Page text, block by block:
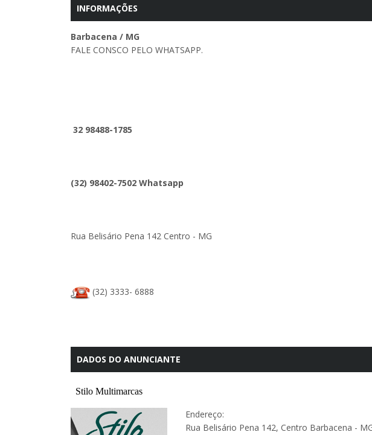
INFORMAÇÕES
Barbacena / MG
FALE CONSCO PELO WHATSAPP.
32 98488-1785
(32) 98402-7502 Whatsapp
Rua Belisário Pena 142 Centro - MG
(32) 3333- 6888
DADOS DO ANUNCIANTE
Endereço:
Rua Belisário Pena 142, Centro Barbacena -